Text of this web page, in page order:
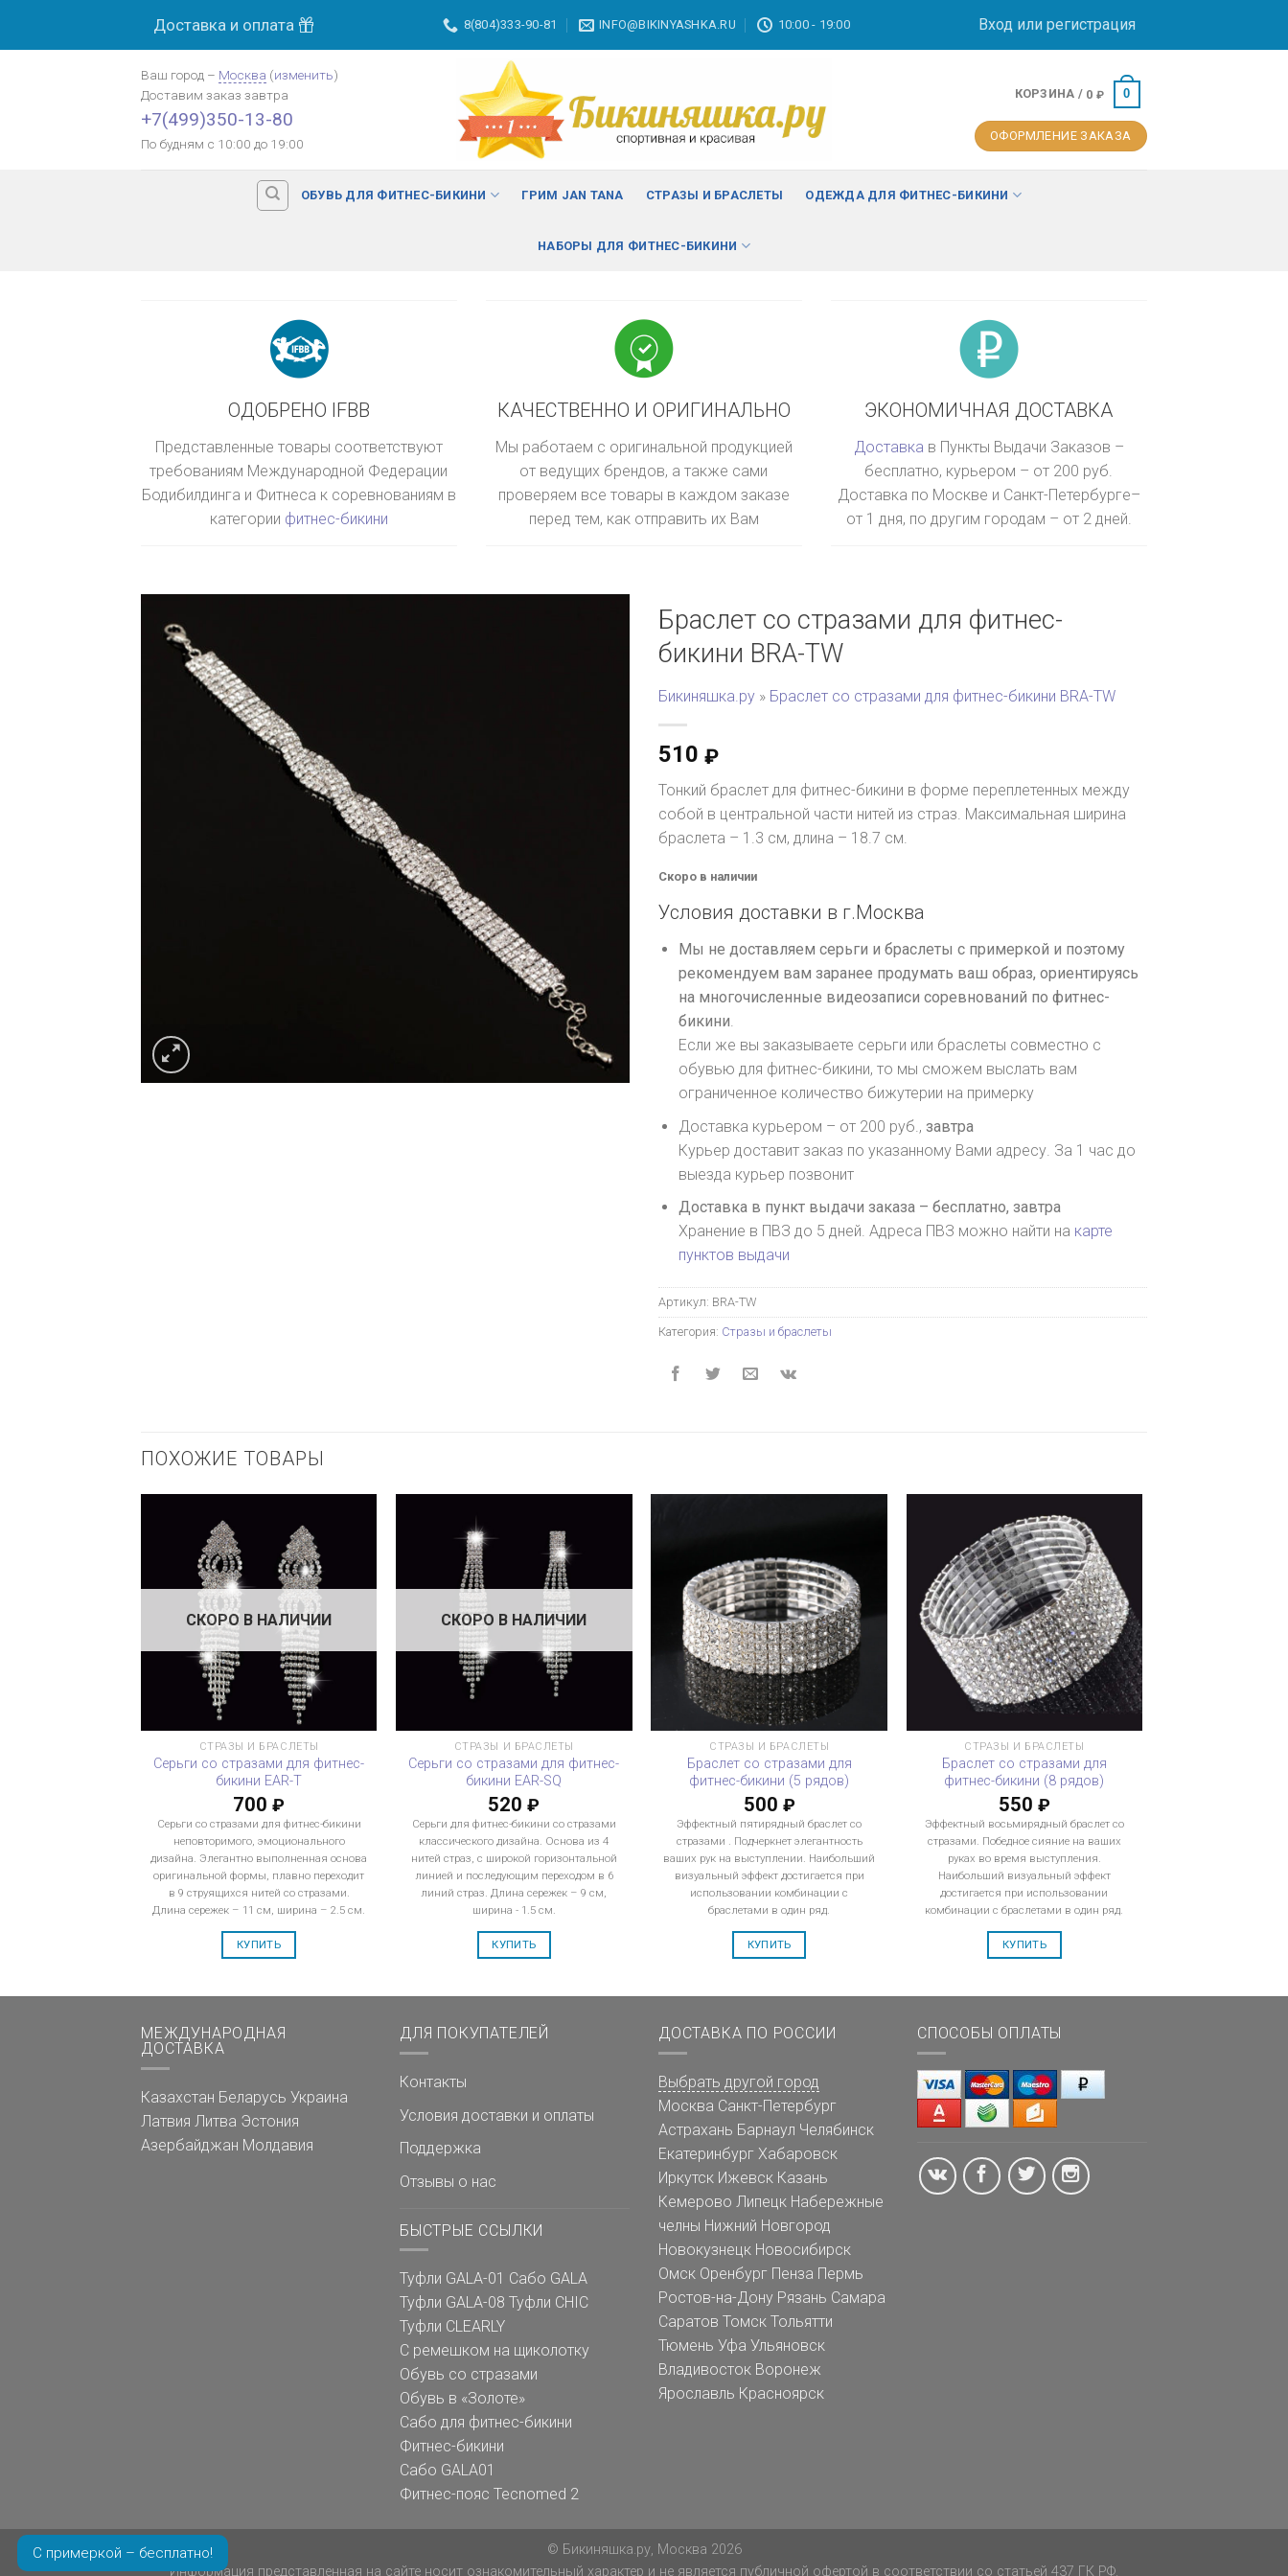
Доставка и оплата 8(804)333-90-81 INFO@BIKINYASHKA.RU 10:00 - 19:00 Вход или регистрация
Ваш город – Москва (изменить)
Доставим заказ завтра
+7(499)350-13-80
По будням с 10:00 до 19:00
КОРЗИНА / 0 ₽ 0
ОФОРМЛЕНИЕ ЗАКАЗА
ОБУВЬ ДЛЯ ФИТНЕС-БИКИНИ ГРИМ JAN TANA СТРАЗЫ И БРАСЛЕТЫ ОДЕЖДА ДЛЯ ФИТНЕС-БИКИНИ
НАБОРЫ ДЛЯ ФИТНЕС-БИКИНИ
ОДОБРЕНО IFBB
Представленные товары соответствуют
требованиям Международной Федерации
Бодибилдинга и Фитнеса к соревнованиям в
категории фитнес-бикини
КАЧЕСТВЕННО И ОРИГИНАЛЬНО
Мы работаем с оригинальной продукцией
от ведущих брендов, а также сами
проверяем все товары в каждом заказе
перед тем, как отправить их Вам
ЭКОНОМИЧНАЯ ДОСТАВКА
Доставка в Пункты Выдачи Заказов –
бесплатно, курьером – от 200 руб.
Доставка по Москве и Санкт-Петербурге–
от 1 дня, по другим городам – от 2 дней.
Браслет со стразами для фитнес-
бикини BRA-TW
Бикиняшка.ру » Браслет со стразами для фитнес-бикини BRA-TW
510 ₽
Тонкий браслет для фитнес-бикини в форме переплетенных между
собой в центральной части нитей из страз. Максимальная ширина
браслета – 1.3 см, длина – 18.7 см.
Скоро в наличии
МОСКВА изменить
Оплата картой банка
Условия доставки в г.Москва
Мы не доставляем серьги и браслеты с примеркой и поэтому
рекомендуем вам заранее продумать ваш образ, ориентируясь
на многочисленные видеозаписи соревнований по фитнес-
бикини.
Если же вы заказываете серьги или браслеты совместно с
обувью для фитнес-бикини, то мы сможем выслать вам
ограниченное количество бижутерии на примерку
Доставка курьером – от 200 руб., завтра
Курьер доставит заказ по указанному Вами адресу. За 1 час до
выезда курьер позвонит
Доставка в пункт выдачи заказа – бесплатно, завтра
Хранение в ПВЗ до 5 дней. Адреса ПВЗ можно найти на карте
пунктов выдачи
Артикул: BRA-TW
Категория: Стразы и браслеты
ПОХОЖИЕ ТОВАРЫ
СКОРО В НАЛИЧИИ
СТРАЗЫ И БРАСЛЕТЫ
Серьги со стразами для фитнес-
бикини EAR-T
700₽
Серьги со стразами для фитнес-бикини
неповторимого, эмоционального
дизайна. Элегантно выполненная основа
оригинальной формы, плавно переходит
в 9 струящихся нитей со стразами.
Длина сережек – 11 см, ширина – 2.5 см.
КУПИТЬ
СКОРО В НАЛИЧИИ
СТРАЗЫ И БРАСЛЕТЫ
Серьги со стразами для фитнес-
бикини EAR-SQ
520₽
Серьги для фитнес-бикини со стразами
классического дизайна. Основа из 4
нитей страз, с широкой горизонтальной
линией и последующим переходом в 6
линий страз. Длина сережек – 9 см,
ширина - 1.5 см.
КУПИТЬ
СТРАЗЫ И БРАСЛЕТЫ
Браслет со стразами для
фитнес-бикини (5 рядов)
500 ₽
Эффектный пятирядный браслет со
стразами . Подчеркнет элегантность
ваших рук на выступлении. Наибольший
визуальный эффект достигается при
использовании комбинации с
браслетами в один ряд.
КУПИТЬ
СТРАЗЫ И БРАСЛЕТЫ
Браслет со стразами для
фитнес-бикини (8 рядов)
550 ₽
Эффектный восьмирядный браслет со
стразами. Победное сияние на ваших
руках во время выступления.
Наибольший визуальный эффект
достигается при использовании
комбинации с браслетами в один ряд.
КУПИТЬ
МЕЖДУНАРОДНАЯ
ДОСТАВКА
Казахстан Беларусь Украина
Латвия Литва Эстония
Азербайджан Молдавия
ДЛЯ ПОКУПАТЕЛЕЙ
Контакты
Условия доставки и оплаты
Поддержка
Отзывы о нас
БЫСТРЫЕ ССЫЛКИ
Туфли GALA-01 Сабо GALA
Туфли GALA-08 Туфли CHIC
Туфли CLEARLY
С ремешком на щиколотку
Обувь со стразами
Обувь в «Золоте»
Сабо для фитнес-бикини
Фитнес-бикини
Сабо GALA01
Фитнес-пояс Tecnomed 2
ДОСТАВКА ПО РОССИИ
Выбрать другой город
Москва Санкт-Петербург
Астрахань Барнаул Челябинск
Екатеринбург Хабаровск
Иркутск Ижевск Казань
Кемерово Липецк Набережные
челны Нижний Новгород
Новокузнецк Новосибирск
Омск Оренбург Пенза Пермь
Ростов-на-Дону Рязань Самара
Саратов Томск Тольятти
Тюмень Уфа Ульяновск
Владивосток Воронеж
Ярославль Красноярск
СПОСОБЫ ОПЛАТЫ
С примеркой – бесплатно!
© Бикиняшка.ру, Москва 2026
Информация представленная на сайте носит ознакомительный характер и не является публичной офертой в соответствии со статьей 437 ГК РФ.